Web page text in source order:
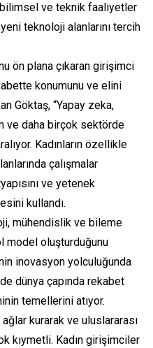
bilimsel ve teknik faaliyetler
teknoloji alanlarını tercih
ön plana çıkaran girişimci
konumunu ve elini
Göktaş, “Yapay zeka,
ve daha birçok sektörde
Kadınların özellikle
çalışmalar
ve yetenek
kullandı.
mühendislik ve bileme
model oluşturduğunu
inovasyon yolculuğunda
dünya çapında rekabet
temellerini atıyor.
kurarak ve uluslararası
kıymetli. Kadın girişimciler